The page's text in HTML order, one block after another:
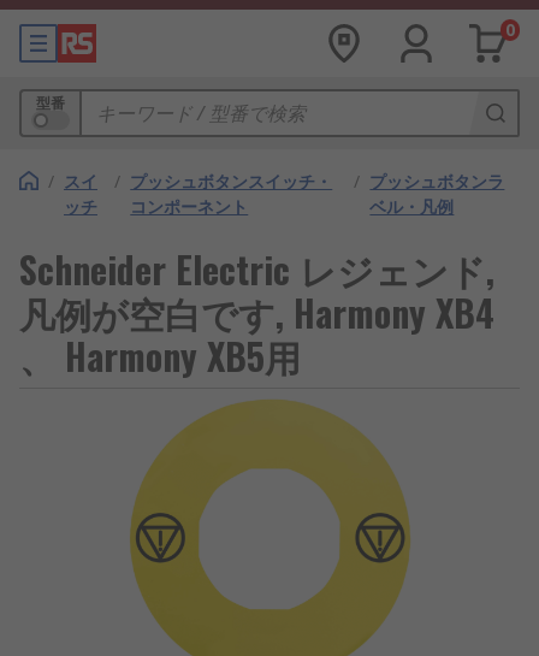
0
型番
/ スイ
ッチ
/ プッシュボタンスイッチ・
コンポーネント
/ プッシュボタンラ
ベル・凡例
Schneider Electric レジェンド,
凡例が空白です, Harmony XB4
、 Harmony XB5用